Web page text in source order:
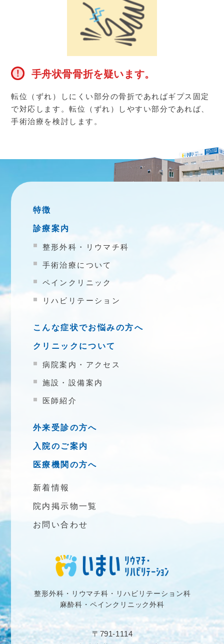
手舟状骨骨折を疑います。
転位（ずれ）しにくい部分の骨折であればギプス固定
で対応します。転位（ずれ）しやすい部分であれば、
手術治療を検討します。
整形外科・リウマチ科・リハビリテーション科
麻酔科・ペインクリニック外科
〒791-1114
特徴
診療案内
整形外科・リウマチ科
手術治療について
ペインクリニック
リハビリテーション
こんな症状でお悩みの方へ
クリニックについて
病院案内・アクセス
施設・設備案内
医師紹介
外来受診の方へ
入院のご案内
医療機関の方へ
新着情報
院内掲示物一覧
お問い合わせ